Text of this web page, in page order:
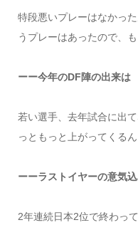
特段悪いプレーはなかっ
うプレーはあったので、
ーー今年のDF陣の出来は
若い選手、去年試合に出
っともっと上がってくる
ーーラストイヤーの意気
2年連続日本2位で終わっ